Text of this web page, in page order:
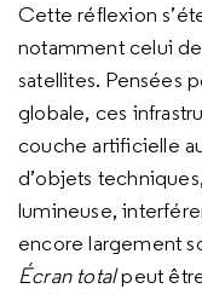
Cette réflexion
notamment celui
satellites. Pensées
globale, ces
couche artificielle
d’objets
lumineuse,
encore largement
Écran totalpeut